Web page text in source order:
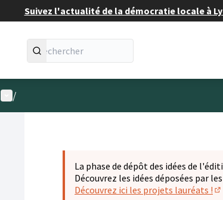
Suivez l'actualité de la démocratie locale à
Menu utilisateur
/
La phase de dépôt des idées de
Découvrez les idées déposées par
Découvrez ici les projets lauréats !